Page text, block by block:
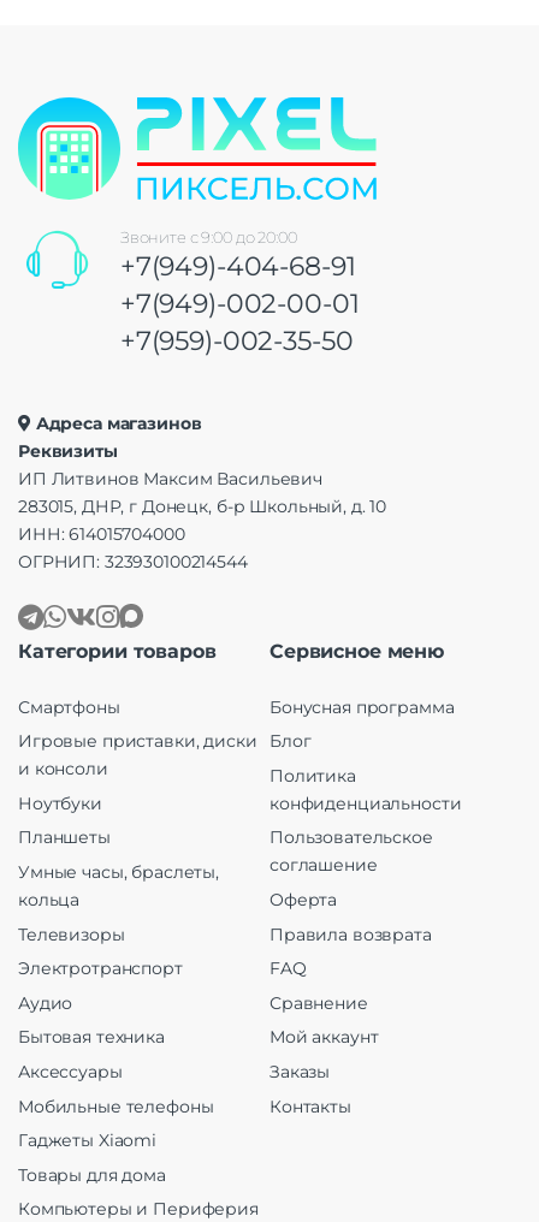
Звоните с 9:00 до 20:00
+7(949)-404-68-91
+7(949)-002-00-01
+7(959)-002-35-50
Адреса магазинов
Реквизиты
ИП Литвинов Максим Васильевич
283015, ДНР, г Донецк, б-р Школьный, д. 10
ИНН: 614015704000
ОГРНИП: 323930100214544
Категории товаров
Смартфоны
Игровые приставки, диски
и консоли
Ноутбуки
Планшеты
Умные часы, браслеты,
кольца
Телевизоры
Электротранспорт
Аудио
Бытовая техника
Аксессуары
Мобильные телефоны
Гаджеты Xiaomi
Товары для дома
Компьютеры и Периферия
Сервисное меню
Бонусная программа
Блог
Политика
конфиденциальности
Пользовательское
соглашение
Оферта
Правила возврата
FAQ
Сравнение
Мой аккаунт
Заказы
Контакты